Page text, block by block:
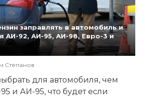
заправлять в автомобиль и
АИ-92, АИ-95, АИ-98, Евро-3 и
Степанов
для автомобиля, чем
и АИ-95, что будет если